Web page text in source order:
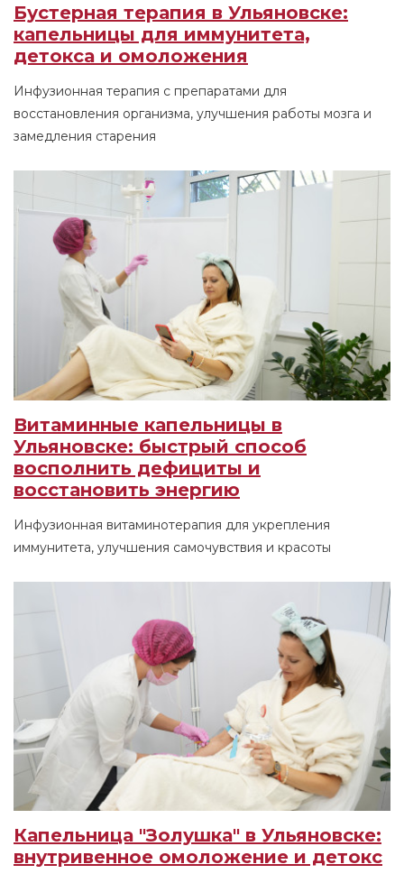
Бустерная терапия в Ульяновске:
капельницы для иммунитета,
детокса и омоложения
Инфузионная терапия с препаратами для
восстановления организма, улучшения работы мозга и
замедления старения
Витаминные капельницы в
Ульяновске: быстрый способ
восполнить дефициты и
восстановить энергию
Инфузионная витаминотерапия для укрепления
иммунитета, улучшения самочувствия и красоты
Капельница "Золушка" в Ульяновске:
внутривенное омоложение и детокс